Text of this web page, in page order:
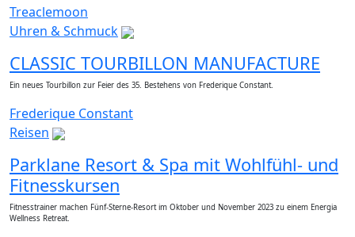
Treaclemoon
Uhren & Schmuck
CLASSIC TOURBILLON MANUFACTURE
Ein neues Tourbillon zur Feier des 35. Bestehens von Frederique Constant.
Frederique Constant
Reisen
Parklane Resort & Spa mit Wohlfühl- und
Fitnesskursen
Fitnesstrainer machen Fünf-Sterne-Resort im Oktober und November 2023 zu einem Energia
Wellness Retreat.